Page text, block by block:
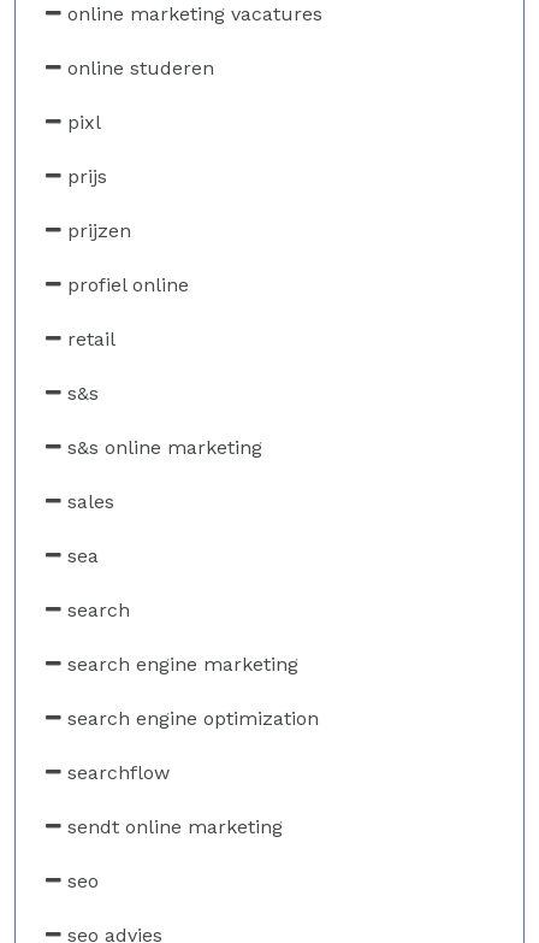
online marketing vacatures
online studeren
pixl
prijs
prijzen
profiel online
retail
s&s
s&s online marketing
sales
sea
search
search engine marketing
search engine optimization
searchflow
sendt online marketing
seo
seo advies